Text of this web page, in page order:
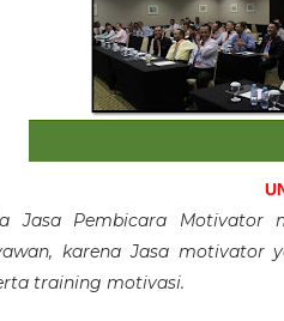
Jasa Pembicara Motivator
karena Jasa motivator
training motivasi.